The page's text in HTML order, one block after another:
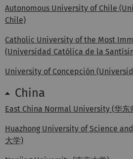
Autonomous University of Chile
Chile)
Catholic University of the Most
(Universidad Católica de la
University of Concepción
China
East China Normal University (华东
Huazhong University of Science
大学)